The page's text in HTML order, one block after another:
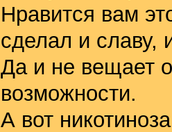
Нравится вам
сделал и славу,
Да и не вещает
возможности.
А вот